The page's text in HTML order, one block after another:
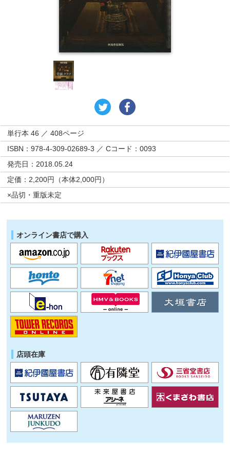
単行本 46 ／ 408ページ
ISBN：978-4-309-02689-3 ／ Cコード：0093
発売日：2018.05.24
定価：2,200円（本体2,000円）
×品切・重版未定
オンライン書店で購入
店頭在庫